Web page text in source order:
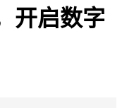
开启数字